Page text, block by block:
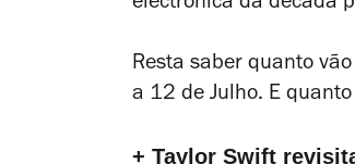
Resta saber quanto
a 12 de Julho. E
+ Taylor Swift